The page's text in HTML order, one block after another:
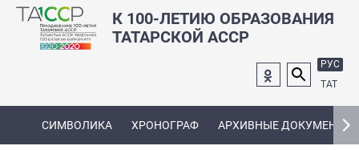
К 100-ЛЕТИЮ ОБРАЗОВАНИЯ
ТАТАРСКОЙ АССР
РУС
ТАТ
СИМВОЛИКА ХРОНОГРАФ АРХИВНЫЕ ДОКУМЕНТЫ